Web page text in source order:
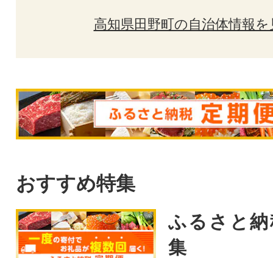
高知県田野町の自治体情報を
おすすめ特集
ふるさと
集